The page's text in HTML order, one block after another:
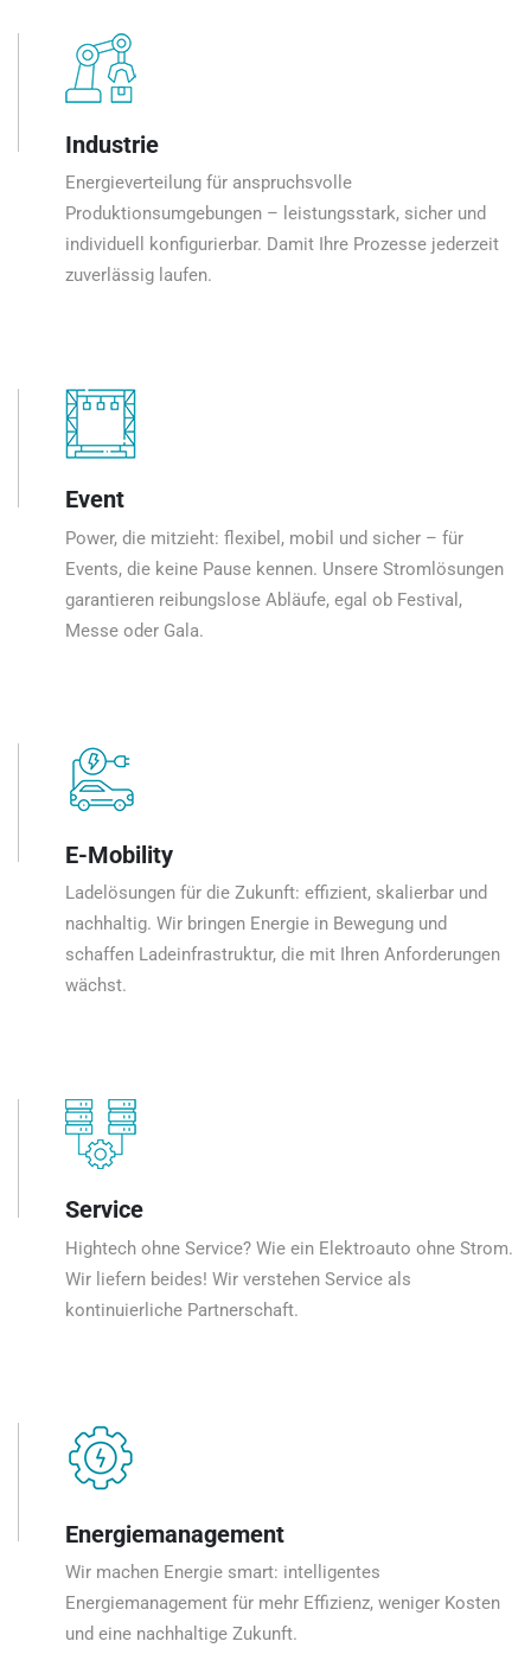
Industrie
Energieverteilung für anspruchsvolle
Produktionsumgebungen – leistungsstark, sicher und
individuell konfigurierbar. Damit Ihre Prozesse jederzeit
zuverlässig laufen.
Event
Power, die mitzieht: flexibel, mobil und sicher – für
Events, die keine Pause kennen. Unsere Stromlösungen
garantieren reibungslose Abläufe, egal ob Festival,
Messe oder Gala.
E-Mobility
Ladelösungen für die Zukunft: effizient, skalierbar und
nachhaltig. Wir bringen Energie in Bewegung und
schaffen Ladeinfrastruktur, die mit Ihren Anforderungen
wächst.
Service
Hightech ohne Service? Wie ein Elektroauto ohne Strom.
Wir liefern beides! Wir verstehen Service als
kontinuierliche Partnerschaft.
Energiemanagement
Wir machen Energie smart: intelligentes
Energiemanagement für mehr Effizienz, weniger Kosten
und eine nachhaltige Zukunft.